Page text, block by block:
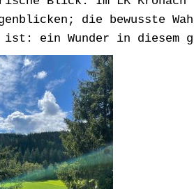
die bewusste
ist: ein Wunder in diesem